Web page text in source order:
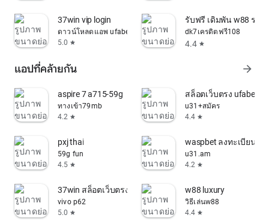
37win vip login
ดาวน์โหลดแอพ ufabet
5.0 star
รับฟรี เดิมพัน w88 รหั
dk7เครดิตฟรี108
4.4 star
แอปที่คล้ายกัน arrow_forward
aspire 7 a715-59g
ทางเข้า79mb
4.2 star
สล็อตเว็บตรง ufabet
u31+สมัคร
4.4 star
pxj thai
59g fun
4.5 star
waspbet ลงทะเบียนฟ
u31.am
4.2 star
37win สล็อตเว็บตรงอันดับ 1
vivo p62
5.0 star
w88 luxury
วิธีเล่นw88
4.4 star